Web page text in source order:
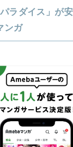
ラダイス」が
ンガ